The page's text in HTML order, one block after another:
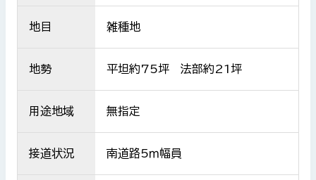
地目 雑種地
地勢 平坦約75坪 法部約21坪
用途地域 無指定
接道状況 南道路5ｍ幅員